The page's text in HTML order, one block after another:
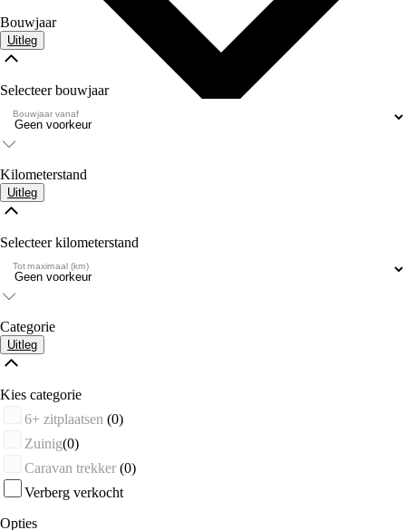
Bouwjaar
Uitleg
Selecteer bouwjaar
Bouwjaar vanaf
Kilometerstand
Uitleg
Selecteer kilometerstand
Tot maximaal (km)
Categorie
Uitleg
Kies categorie
6+ zitplaatsen (0)
Zuinig(0)
Caravan trekker (0)
Verberg verkocht
Opties